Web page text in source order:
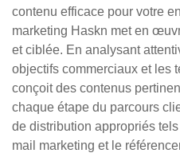
contenu efficace pour votre
marketing Haskn met en
et ciblée. En analysant
objectifs commerciaux et les
conçoit des contenus
chaque étape du parcours
de distribution appropriés
mail marketing et le